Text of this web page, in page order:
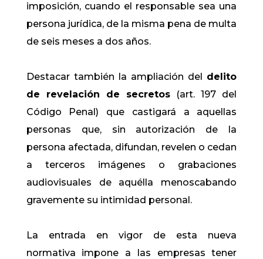
imposición, cuando el responsable sea una
persona jurídica, de la misma pena de multa
de seis meses a dos años.
Destacar también la ampliación del delito
de revelación de secretos (art. 197 del
Código Penal) que castigará a aquellas
personas que, sin autorización de la
persona afectada, difundan, revelen o cedan
a terceros imágenes o grabaciones
audiovisuales de aquélla menoscabando
gravemente su intimidad personal.
La entrada en vigor de esta nueva
normativa impone a las empresas tener